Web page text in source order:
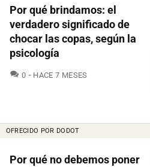
Por qué brindamos: el
verdadero significado de
chocar las copas, según la
psicología
0 COMENTARIOS
HACE 7 MESES
OFRECIDO POR DODOT
Por qué no debemos poner